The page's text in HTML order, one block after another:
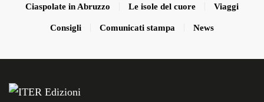
Ciaspolate in Abruzzo Le isole del cuore Viaggi
Consigli Comunicati stampa News